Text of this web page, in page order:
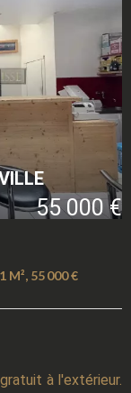
55 000 €
M², 55 000 €
à l'extérieur.